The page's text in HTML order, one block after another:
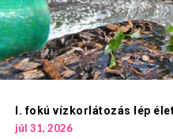
I. fokú vízkorlátozás lép
júl 31, 2026